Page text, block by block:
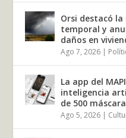
Orsi destacó
temporal y
daños en
Ago 7, 2026 |
La app del
inteligencia
de 500
Ago 5, 2026 |